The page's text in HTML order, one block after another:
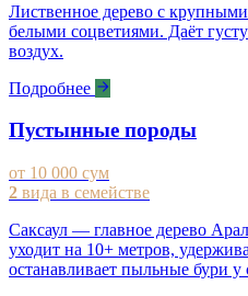
Лиственное дерево с
белыми соцветиями. Даёт
воздух.
Подробнее
Пустынные породы
от 10 000 сум
2 вида в семействе
Саксаул — главное дерево
уходит на 10+ метров,
останавливает пыльные бури у